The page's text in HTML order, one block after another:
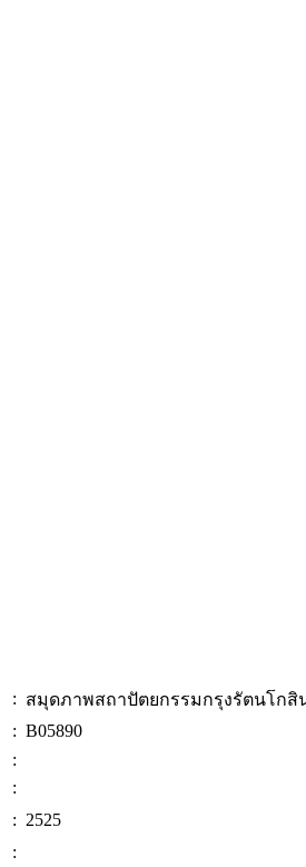
: สมุดภาพสถาปัตยกรรมกรุงรัตนโกสิ
: B05890
:
:
: 2525
: